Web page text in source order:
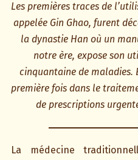
Les premières traces de
appelée Gin Ghao, furent
la dynastie Han où un
notre ère, expose son
cinquantaine de
première fois dans le
de prescriptions
La médecine